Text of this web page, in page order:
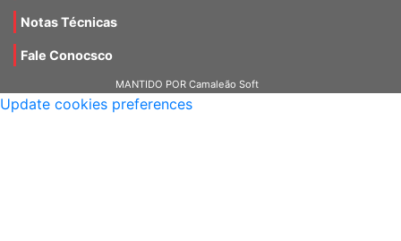
MANTIDO POR Camaleão Soft
Update cookies preferences